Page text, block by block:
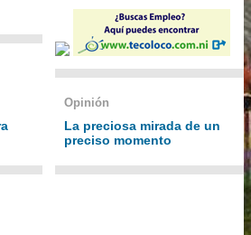
Opinión
La preciosa mirada de un
preciso momento